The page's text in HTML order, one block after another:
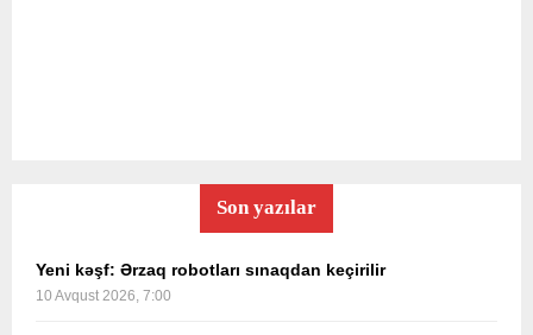
Son yazılar
Yeni kəşf: Ərzaq robotları sınaqdan keçirilir
10 Avqust 2026, 7:00